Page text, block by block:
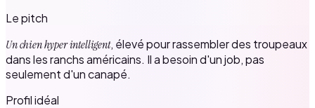
Le pitch
Un chien hyper intelligent, élevé pour rassembler des troupeaux
dans les ranchs américains. Il a besoin d'un job, pas
seulement d'un canapé.
Profil idéal